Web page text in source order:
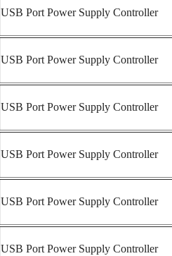
USB Port Power Supply Controller
USB Port Power Supply Controller
USB Port Power Supply Controller
USB Port Power Supply Controller
USB Port Power Supply Controller
USB Port Power Supply Controller